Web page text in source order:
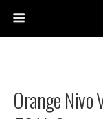
Orange Nivo